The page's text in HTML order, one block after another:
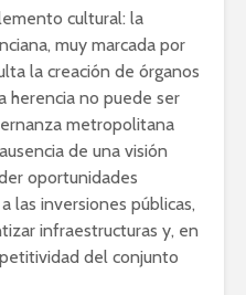
cultural: la
muy marcada por
la creación de órganos
herencia no puede ser
metropolitana
de una visión
oportunidades
las inversiones públicas,
infraestructuras y, en
del conjunto